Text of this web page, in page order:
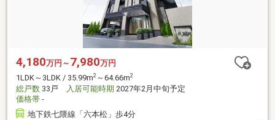
4,180万円～ 7,980万円
1LDK～3LDK / 35.99m2 ～64.66m2
総戸数 33戸 入居可能時期 2027年2月中旬予定
価格帯 -
地下鉄七隈線「六本松」歩4分